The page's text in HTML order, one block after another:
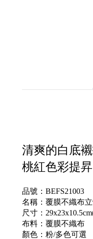
清爽的白底
桃紅色彩提
品號：BEFS21003
名稱：覆膜不織布
尺寸：
布料：覆膜不織布
顏色：粉/多色可選